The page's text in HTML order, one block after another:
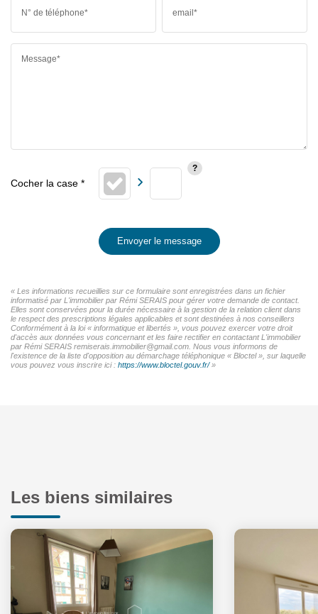
N° de téléphone* email*
Message*
Envoyer le message
« Les informations recueillies sur ce formulaire sont enregistrées dans un fichier
informatisé par L'immobilier par Rémi SERAIS pour gérer votre demande de contact.
Elles sont conservées pour la durée nécessaire à la gestion de la relation client dans
le respect des prescriptions légales applicables et sont destinées à nos conseillers
Conformément à la loi « informatique et libertés », vous pouvez exercer votre droit
d'accès aux données vous concernant et les faire rectifier en contactant L'immobilier
par Rémi SERAIS remiserais.immobilier@gmail.com. Nous vous informons de
l'existence de la liste d'opposition au démarchage téléphonique « Bloctel », sur laquelle
vous pouvez vous inscrire ici : https://www.bloctel.gouv.fr/»
Les biens similaires